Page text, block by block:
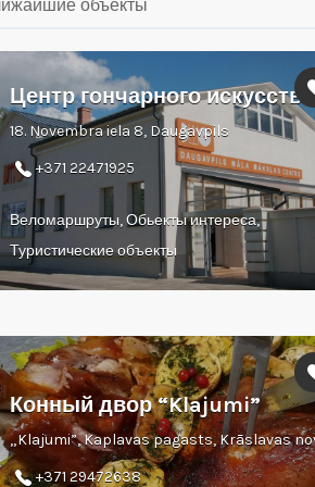
объекты
Центр гончарного искусства
18. Novembra iela 8, Daugavpils
+371 22471925
Веломаршруты, Обьекты интереса,
Туристические объекты
Конный двор “Klajumi”
+371 29472638